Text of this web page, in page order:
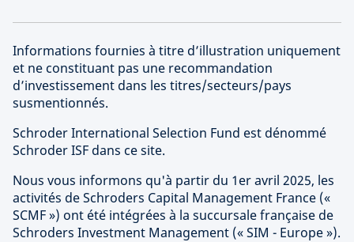
Informations fournies à titre d’illustration uniquement
et ne constituant pas une recommandation
d’investissement dans les titres/secteurs/pays
susmentionnés.
Schroder International Selection Fund est dénommé
Schroder ISF dans ce site.
Nous vous informons qu'à partir du 1er avril 2025, les
activités de Schroders Capital Management France («
SCMF ») ont été intégrées à la succursale française de
Schroders Investment Management (« SIM - Europe »).